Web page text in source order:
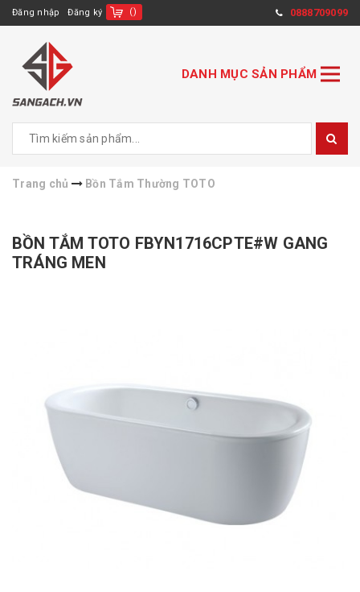
Đăng nhập Đăng ký () 0888709099
DANH MỤC SẢN PHẨM
Trang chủ Bồn Tắm Thường TOTO
BỒN TẮM TOTO FBYN1716CPTE#W GANG
TRÁNG MEN